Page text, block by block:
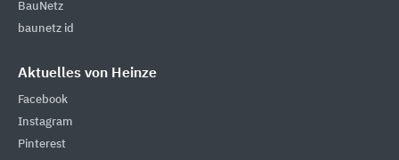
BauNetz
baunetz id
Aktuelles von Heinze
Facebook
Instagram
Pinterest